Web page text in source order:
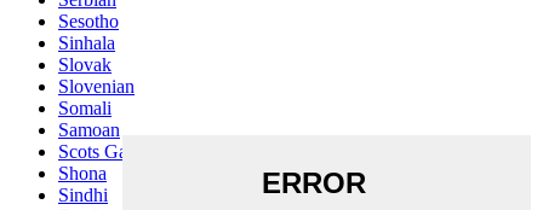
Sesotho
Sinhala
Slovak
Slovenian
Somali
Samoan
Scots Gaelic
Shona
Sindhi